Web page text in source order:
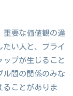
重要な価値観の違
たい人と、プライ
プが生じること
ル間の関係のみな
ることがありま